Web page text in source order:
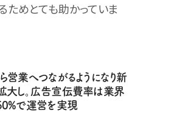
ためとても助かっていま
営業へつながるようになり新
大し。広告宣伝費率は業界
で運営を実現